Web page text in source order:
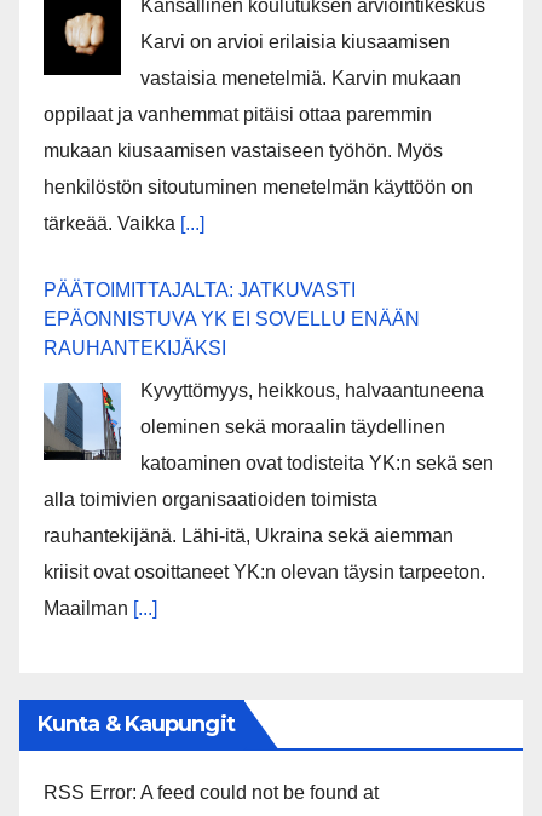
Kansallinen koulutuksen arviointikeskus
Karvi on arvioi erilaisia kiusaamisen
vastaisia menetelmiä. Karvin mukaan
oppilaat ja vanhemmat pitäisi ottaa paremmin
mukaan kiusaamisen vastaiseen työhön. Myös
henkilöstön sitoutuminen menetelmän käyttöön on
tärkeää. Vaikka [...]
PÄÄTOIMITTAJALTA: JATKUVASTI
EPÄONNISTUVA YK EI SOVELLU ENÄÄN
RAUHANTEKIJÄKSI
Kyvyttömyys, heikkous, halvaantuneena
oleminen sekä moraalin täydellinen
katoaminen ovat todisteita YK:n sekä sen
alla toimivien organisaatioiden toimista
rauhantekijänä. Lähi-itä, Ukraina sekä aiemman
kriisit ovat osoittaneet YK:n olevan täysin tarpeeton.
Maailman [...]
Kunta & Kaupungit
RSS Error: A feed could not be found at